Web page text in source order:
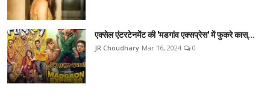
एक्सेल एंटरटेनमेंट की 'मडगांव एक्सप्रेस' में फुकरे कास्...
JR Choudhary Mar 16, 2024 0